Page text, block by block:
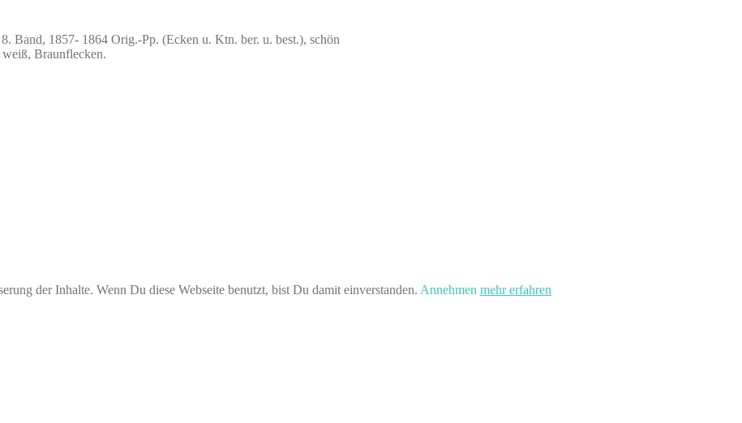
Band, 1857- 1864 Orig.-Pp. (Ecken u. Ktn. ber. u. best.), schön
weiß, Braunflecken.
der Inhalte. Wenn Du diese Webseite benutzt, bist Du damit einverstanden. Annehmen mehr erfahren